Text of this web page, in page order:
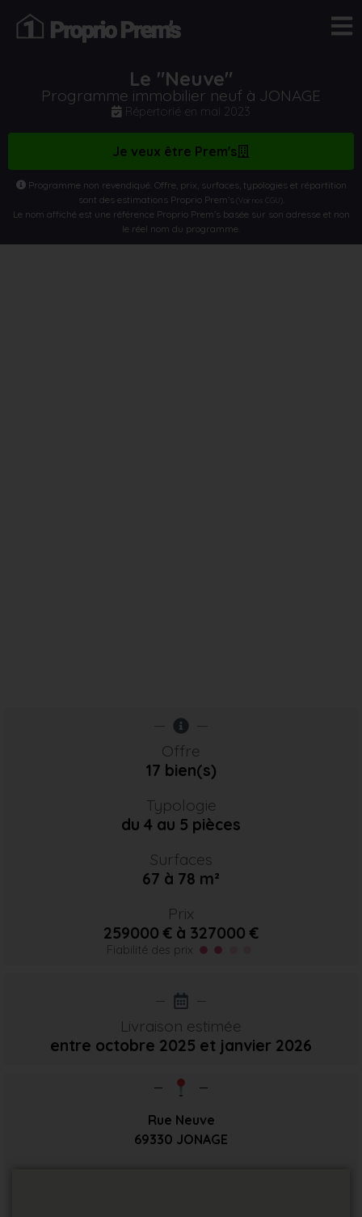
Le "Neuve"
Programme immobilier neuf à JONAGE
Répertorié en mai 2023
Je veux être Prem's
Programme non revendiqué. Offre, prix, surfaces, typologies et répartition
sont des estimations Proprio Prem’s(Voir nos CGU)
Le nom affiché est une référence Proprio Prem’s basée sur son adresse et non
le réel nom du programme.
Offre
17 bien(s)
Typologie
du 4 au 5 pièces
Surfaces
67 à 78 m²
Prix
259000 € à 327000 €
Fiabilité des prix
Livraison estimée
entre octobre 2025 et janvier 2026
Rue Neuve
69330 JONAGE